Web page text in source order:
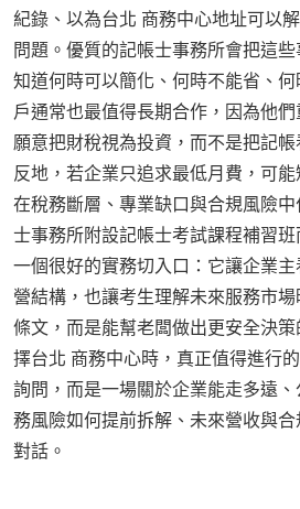
紀錄、以為台北 商務中心地址可以
問題。優質的記帳士事務所會把這
知道何時可以簡化、何時不能省、
戶通常也最值得長期合作，因為他
願意把財稅視為投資，而不是把記
反地，若企業只追求最低月費，可
在稅務斷層、專業缺口與合規風險
士事務所附設記帳士考試課程補習
一個很好的實務切入口：它讓企業
營結構，也讓考生理解未來服務市
條文，而是能幫老闆做出更安全決
擇台北 商務中心時，真正值得進行
詢問，而是一場關於企業能走多遠
務風險如何提前拆解、未來營收與
對話。